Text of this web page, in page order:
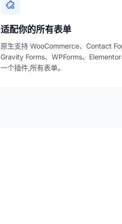
适配你的所有表单
原生支持 WooCommerce、Contact
Gravity Forms、WPForms、Elementor
一个插件,所有表单。